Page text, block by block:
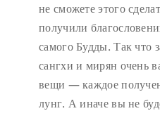
не сможете этого
получили
самого Будды. Так что
сангхи и мирян очень
вещи — каждое
лунг. А иначе вы не